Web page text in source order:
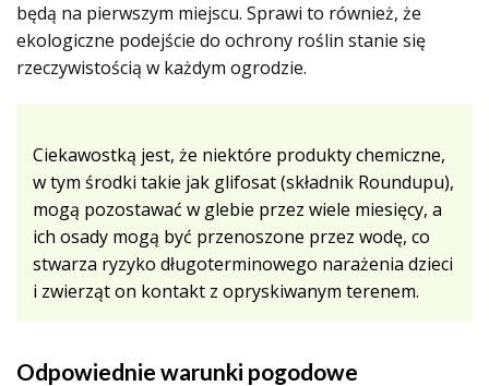
będą na pierwszym miejscu. Sprawi to również, że
ekologiczne podejście do ochrony roślin stanie się
rzeczywistością w każdym ogrodzie.
Ciekawostką jest, że niektóre produkty chemiczne,
w tym środki takie jak glifosat (składnik Roundupu),
mogą pozostawać w glebie przez wiele miesięcy, a
ich osady mogą być przenoszone przez wodę, co
stwarza ryzyko długoterminowego narażenia dzieci
i zwierząt on kontakt z opryskiwanym terenem.
Odpowiednie warunki pogodowe